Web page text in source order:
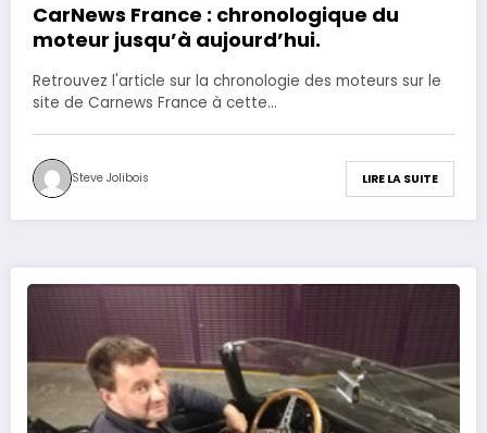
CarNews France : chronologique du
moteur jusqu’à aujourd’hui.
Retrouvez l'article sur la chronologie des moteurs sur le
site de Carnews France à cette…
Steve Jolibois LIRE LA SUITE